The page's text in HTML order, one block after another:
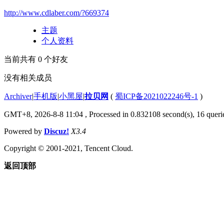
http://www.cdlaber.com/?669374
主题
个人资料
当前共有 0 个好友
没有相关成员
Archiver|手机版|小黑屋|拉贝网 ( 蜀ICP备2021022246号-1 )
GMT+8, 2026-8-8 11:04 , Processed in 0.832108 second(s), 16
Powered by Discuz! X3.4
Copyright © 2001-2021, Tencent Cloud.
返回顶部